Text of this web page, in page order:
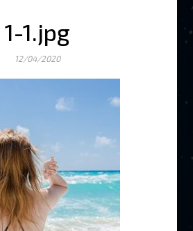
1-1.jpg
12/04/2020